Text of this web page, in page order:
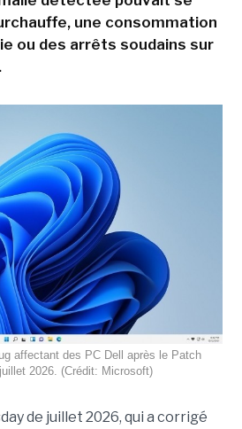
une consommation
ou des arrêts soudains sur
affectant des PC Dell après le Patch
2026. (Crédit: Microsoft)
de juillet 2026, qui a corrigé